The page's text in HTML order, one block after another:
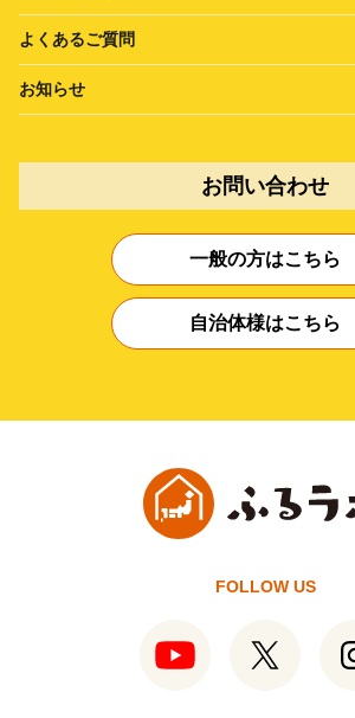
よくあるご質問
お知らせ
お問い合わせ
一般の方はこちら
自治体様はこちら
FOLLOW US